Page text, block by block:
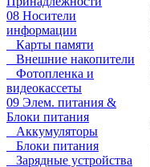
08 Носители
информации
Карты памяти
Внешние накопители
Фотопленка и
видеокассеты
09 Элем. питания &
Блоки питания
Аккумуляторы
Блоки питания
Зарядные устройства